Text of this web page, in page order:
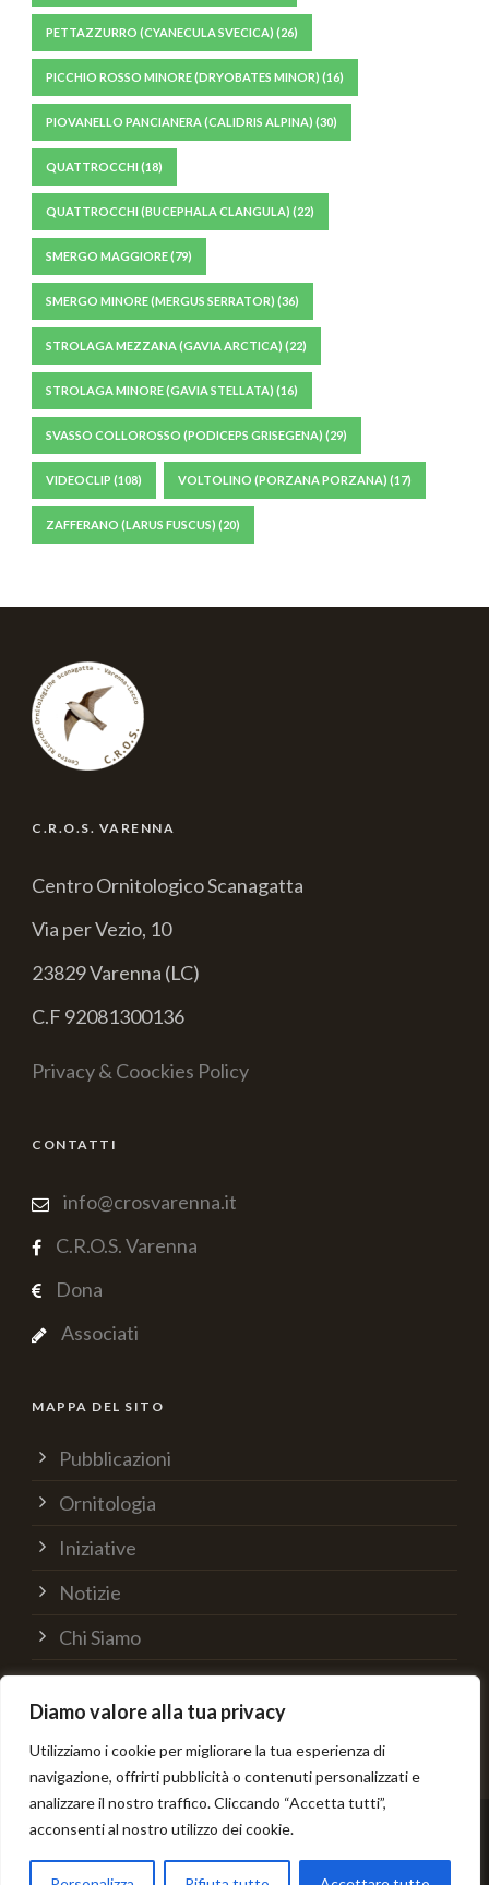
Diamo valore alla tua privacy
Utilizziamo i cookie per migliorare la tua esperienza di
navigazione, offrirti pubblicità o contenuti personalizzati e
analizzare il nostro traffico. Cliccando “Accetta tutti”,
acconsenti al nostro utilizzo dei cookie.
PETTAZZURRO (CYANECULA SVECICA) (26)
PICCHIO ROSSO MINORE (DRYOBATES MINOR) (16)
PIOVANELLO PANCIANERA (CALIDRIS ALPINA) (30)
QUATTROCCHI (18)
QUATTROCCHI (BUCEPHALA CLANGULA) (22)
SMERGO MAGGIORE(79)
SMERGO MINORE (MERGUS SERRATOR) (36)
STROLAGA MEZZANA (GAVIA ARCTICA) (22)
STROLAGA MINORE (GAVIA STELLATA) (16)
SVASSO COLLOROSSO (PODICEPS GRISEGENA) (29)
VIDEOCLIP (108) VOLTOLINO (PORZANA PORZANA) (17)
ZAFFERANO (LARUS FUSCUS) (20)
C.R.O.S. VARENNA
Centro Ornitologico Scanagatta
Via per Vezio, 10
23829 Varenna (LC)
C.F 92081300136
Privacy & Coockies Policy
CONTATTI
info@crosvarenna.it
C.R.O.S. Varenna
Dona
Associati
MAPPA DEL SITO
Pubblicazioni
Ornitologia
Iniziative
Notizie
Chi Siamo
Supporta
Contatti
© [current_year] C.R.O.S. Varenna - Credits: